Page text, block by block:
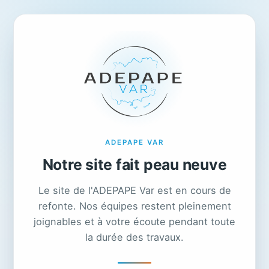
ADEPAPE VAR
Notre site fait peau neuve
Le site de l'ADEPAPE Var est en cours de
refonte. Nos équipes restent pleinement
joignables et à votre écoute pendant toute
la durée des travaux.